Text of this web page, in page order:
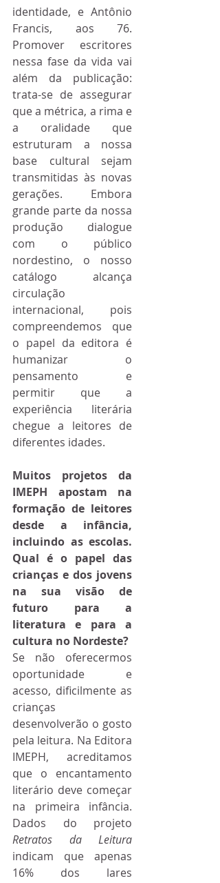
identidade, e Antônio
Francis, aos 76.
Promover escritores
nessa fase da vida vai
além da publicação:
trata-se de assegurar
que a métrica, a rima e
a oralidade que
estruturam a nossa
base cultural sejam
transmitidas às novas
gerações. Embora
grande parte da nossa
produção dialogue
com o público
nordestino, o nosso
catálogo alcança
circulação
internacional, pois
compreendemos que
o papel da editora é
humanizar o
pensamento e
permitir que a
experiência literária
chegue a leitores de
diferentes idades.
Muitos projetos da
IMEPH apostam na
formação de leitores
desde a infância,
incluindo as escolas.
Qual é o papel das
crianças e dos jovens
na sua visão de
futuro para a
literatura e para a
cultura no Nordeste?
Se não oferecermos
oportunidade e
acesso, dificilmente as
crianças
desenvolverão o gosto
pela leitura. Na Editora
IMEPH, acreditamos
que o encantamento
literário deve começar
na primeira infância.
Retratos da Leitura
indicam que apenas
16% dos lares